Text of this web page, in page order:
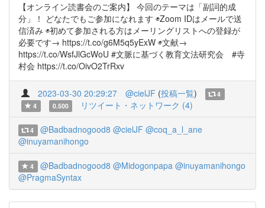
【オンライン読書会のご案内】 今回のテーマは「副詞的成
分」！ どなたでもご参加になれます ◉Zoom IDはメールで送
信済み ◉初めて参加される方はメーリングリストへの登録が
必要です→ https://t.co/g6M5q5yExW ◉文献→
https://t.co/WsfJlGcWoU #文脈に基づく教育文法研究会 #寺
村会 https://t.co/OivO2TrRxv
2023-03-30 20:29:27 @cielJF (投稿一覧)
4
4
0.500 リツイート・ネットワーク (4)
4 @Badbadnogood8 @cielJF @coq_a_l_ane
@inuyamanihongo
4 @Badbadnogood8 @Midogonpapa @inuyamanihongo
@PragmaSyntax